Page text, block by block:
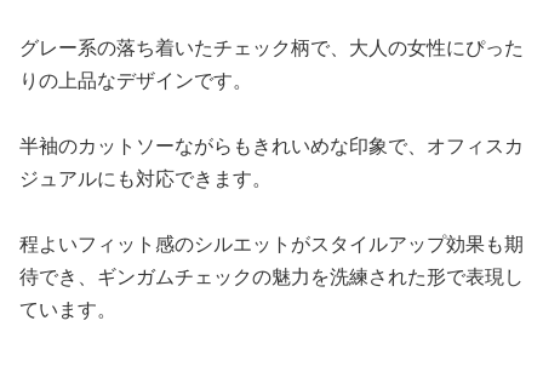
グレー系の落ち着いたチェック柄で、大人の女性にぴった
りの上品なデザインです。
半袖のカットソーながらもきれいめな印象で、オフィスカ
ジュアルにも対応できます。
程よいフィット感のシルエットがスタイルアップ効果も期
待でき、ギンガムチェックの魅力を洗練された形で表現し
ています。